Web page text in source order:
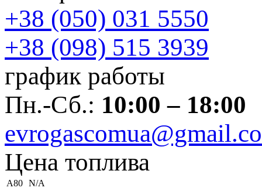
+38 (050) 031 5550
+38 (098) 515 3939
график работы
Пн.-Сб.: 10:00 – 18:00
Цена топлива
А80 N/A